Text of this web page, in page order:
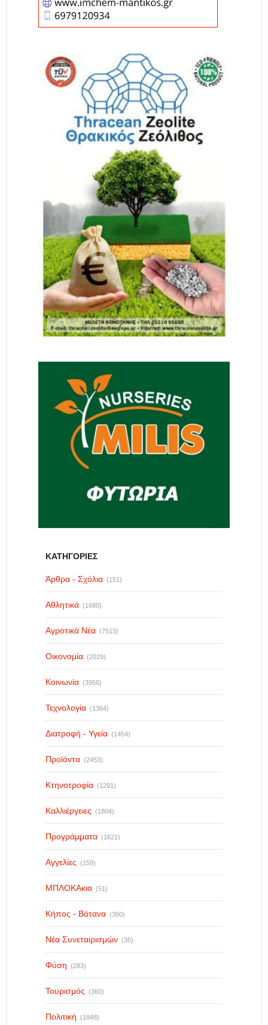
ΚΑΤΗΓΟΡΙΕΣ
Άρθρα - Σχόλια (151)
Αθλητικά (1680)
Αγροτικά Νέα (7513)
Οικονομία (2029)
Κοινωνία (3956)
Τεχνολογία (1364)
Διατροφή - Υγεία (1454)
Προϊόντα (2453)
Κτηνοτροφία (1291)
Καλλιέργειες (1804)
Προγράμματα (1621)
Αγγελίες (159)
ΜΠΛΟΚΑκια (51)
Κήπος - Βότανα (360)
Νέα Συνεταιρισμών (35)
Φύση (283)
Τουρισμός (360)
Πολιτική (1848)